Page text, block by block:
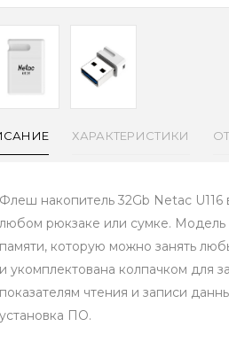
ХАРАКТЕРИСТИКИ
Флеш накопитель 32Gb Netac
любом рюкзаке или сумке. Модель
памяти, которую можно занять
и укомплектована колпачком для
показателям чтения и записи
установка ПО.